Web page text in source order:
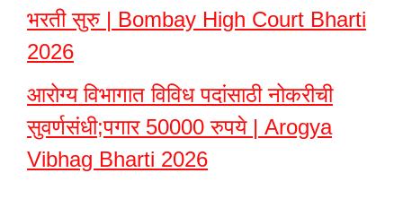
भरती सुरु | Bombay High Court Bharti
2026
आरोग्य विभागात विविध पदांसाठी नोकरीची
सुवर्णसंधी;पगार 50000 रुपये | Arogya
Vibhag Bharti 2026